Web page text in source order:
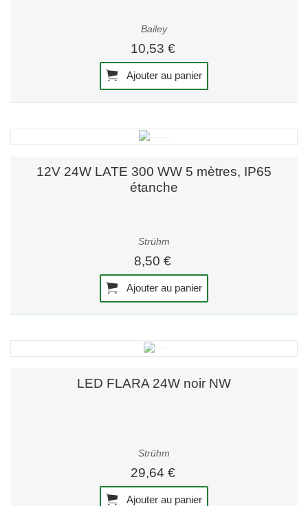
Bailey
10,53 €
Ajouter au panier
12V 24W LATE 300 WW 5 mètres, IP65
étanche
Strühm
8,50 €
Ajouter au panier
LED FLARA 24W noir NW
Strühm
29,64 €
Ajouter au panier